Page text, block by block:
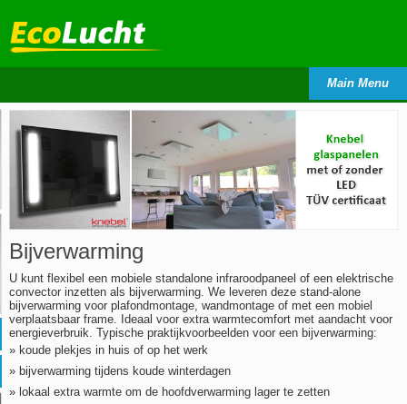
Main Menu
Bijverwarming
U kunt flexibel een mobiele standalone infraroodpaneel of een elektrische
convector inzetten als bijverwarming. We leveren deze stand-alone
bijverwarming voor plafondmontage, wandmontage of met een mobiel
verplaatsbaar frame. Ideaal voor extra warmtecomfort met aandacht voor
energieverbruik. Typische praktijkvoorbeelden voor een bijverwarming:
» koude plekjes in huis of op het werk
» bijverwarming tijdens koude winterdagen
» lokaal extra warmte om de hoofdverwarming lager te zetten